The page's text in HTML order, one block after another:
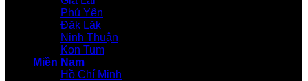
Phú Yên
Đăk Lăk
Ninh Thuận
Kon Tum
Miền Nam
Hồ Chí Minh